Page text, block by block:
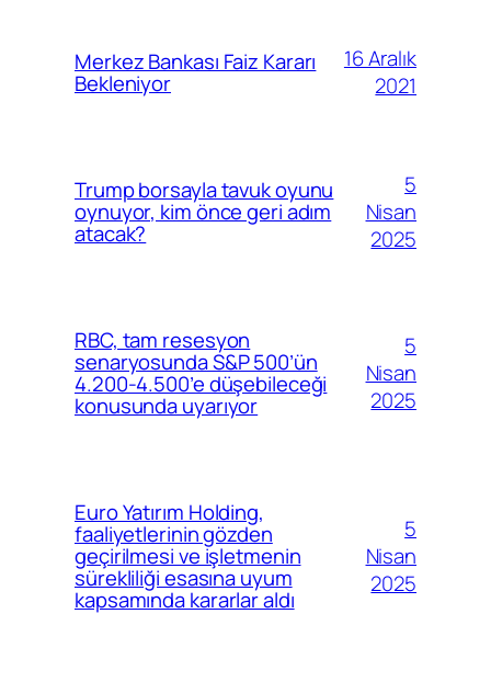
Merkez Bankası Faiz Kararı
Bekleniyor
16 Aralık
2021
Trump borsayla tavuk oyunu
oynuyor, kim önce geri adım
atacak?
5
Nisan
2025
RBC, tam resesyon
senaryosunda S&P 500’ün
4.200-4.500’e düşebileceği
konusunda uyarıyor
5
Nisan
2025
Euro Yatırım Holding,
faaliyetlerinin gözden
geçirilmesi ve işletmenin
sürekliliği esasına uyum
kapsamında kararlar aldı
5
Nisan
2025